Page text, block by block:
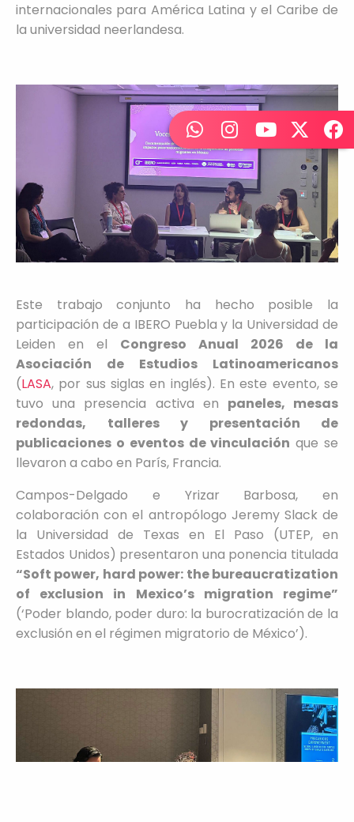
internacionales para América Latina y el Caribe de
la universidad neerlandesa.
Este trabajo conjunto ha hecho posible la
participación de a IBERO Puebla y la Universidad de
Leiden en el Congreso Anual 2026 de la
Asociación de Estudios Latinoamericanos
(LASA, por sus siglas en inglés). En este evento, se
tuvo una presencia activa en paneles, mesas
redondas, talleres y presentación de
publicaciones o eventos de vinculación que se
llevaron a cabo en París, Francia.
Campos-Delgado e Yrizar Barbosa, en
colaboración con el antropólogo Jeremy Slack de
la Universidad de Texas en El Paso (UTEP, en
Estados Unidos) presentaron una ponencia titulada
“Soft power, hard power: the bureaucratization
of exclusion in Mexico’s migration regime”
(‘Poder blando, poder duro: la burocratización de la
exclusión en el régimen migratorio de México’).